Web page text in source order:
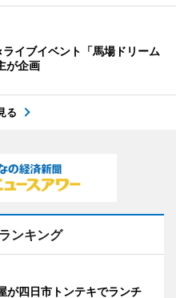
イブイベント「馬場ドリーム
が企画
る
ンキング
が四日市トンテキでランチ